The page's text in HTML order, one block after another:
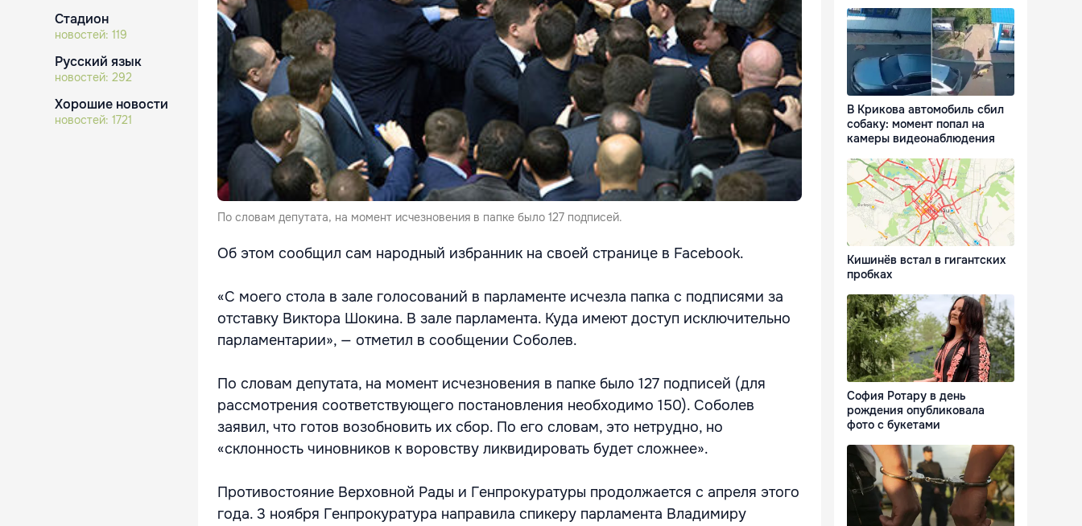
Стадион
новостей: 119
Русский язык
новостей: 292
Хорошие новости
новостей: 1721
По словам депутата, на момент исчезновения в папке было 127 подписей.
Об этом сообщил сам народный избранник на своей странице в Facebook.
«С моего стола в зале голосований в парламенте исчезла папка с подписями за
отставку Виктора Шокина. В зале парламента. Куда имеют доступ исключительно
парламентарии», — отметил в сообщении Соболев.
По словам депутата, на момент исчезновения в папке было 127 подписей (для
рассмотрения соответствующего постановления необходимо 150). Соболев
заявил, что готов возобновить их сбор. По его словам, это нетрудно, но
«склонность чиновников к воровству ликвидировать будет сложнее».
Противостояние Верховной Рады и Генпрокуратуры продолжается с апреля этого
года. 3 ноября Генпрокуратура направила спикеру парламента Владимиру
В Крикова автомобиль сбил
собаку: момент попал на
камеры видеонаблюдения
Кишинёв встал в гигантских
пробках
София Ротару в день
рождения опубликовала
фото с букетами